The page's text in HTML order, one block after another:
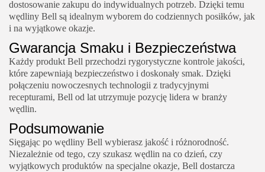
dostosowanie zakupu do indywidualnych potrzeb. Dzięki temu
wędliny Bell są idealnym wyborem do codziennych posiłków, jak
i na wyjątkowe okazje.
Gwarancja Smaku i Bezpieczeństwa
Każdy produkt Bell przechodzi rygorystyczne kontrole jakości,
które zapewniają bezpieczeństwo i doskonały smak. Dzięki
połączeniu nowoczesnych technologii z tradycyjnymi
recepturami, Bell od lat utrzymuje pozycję lidera w branży
wędlin.
Podsumowanie
Sięgając po wędliny Bell wybierasz jakość i różnorodność.
Niezależnie od tego, czy szukasz wędlin na co dzień, czy
wyjątkowych produktów na specjalne okazje, Bell dostarcza